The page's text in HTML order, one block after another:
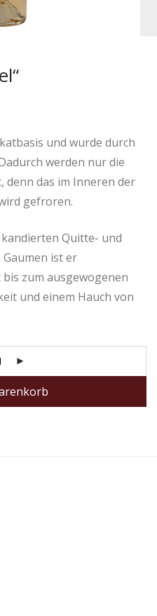
und wurde durch
werden nur die
denn das im Inneren der
gefroren.
Quitte- und
ist er
zum ausgewogenen
und einem Hauch von